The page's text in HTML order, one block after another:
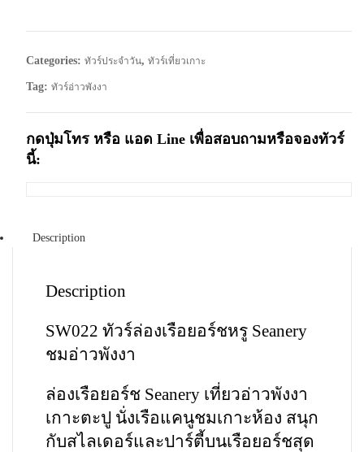
Categories: ทัวร์ประจำวัน, ทัวร์เที่ยวเกาะ
Tag: ทัวร์อ่าวพังงา
กดปุ่มโทร หรือ แอด Line เพื่อสอบถามหรือจองทัวร์
นี้:
Description
Description
SW022 ทัวร์ล่องเรือยอร์ชหรู Seanery
ชมอ่าวพังงา
ล่องเรือยอร์ช Seanery เที่ยวอ่าวพังงา
เกาะตะปู นั่งเรือแคนูชมเกาะห้อง สนุก
กับสไลเดอร์และปาร์ตี้บนเรือยอร์ชสุด